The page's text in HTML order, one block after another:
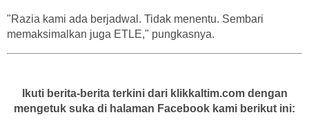
"Razia kami ada berjadwal. Tidak menentu. Sembari
memaksimalkan juga ETLE," pungkasnya.
Ikuti berita-berita terkini dari klikkaltim.com dengan
mengetuk suka di halaman Facebook kami berikut ini: